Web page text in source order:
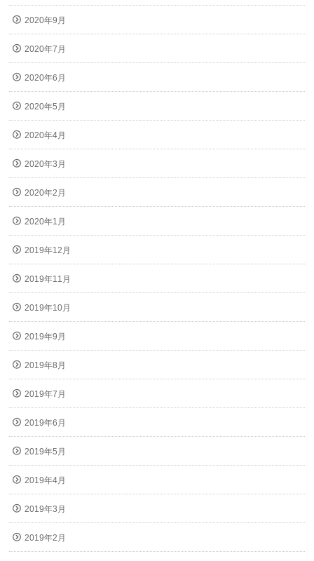
2020年9月
2020年7月
2020年6月
2020年5月
2020年4月
2020年3月
2020年2月
2020年1月
2019年12月
2019年11月
2019年10月
2019年9月
2019年8月
2019年7月
2019年6月
2019年5月
2019年4月
2019年3月
2019年2月